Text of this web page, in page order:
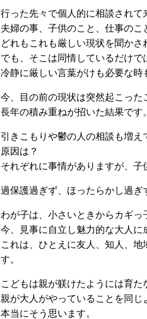
行った先々で個人的に相談され
夫婦の事、子供のこと、仕事のこ
どれもこれも厳しい現状を聞か
でも、そこは同情しているだけで
冷静に厳しい言葉がけも必要な時
今、目の前の現状は突然起こった
長年の積み重ねが招いた結果です
引きこもりや鬱の人の相談も増え
原因は？
それぞれに事情がありますが、
過保護過ぎず、ほったらかし過
わが子は、小さいときからカギ
今、見事に自立し魅力的な大人に
これは、ひとえに友人、知人、
す。
こどもは親が躾けたようには育た
親が大人がやっていることを同じ
本当にそう思います。